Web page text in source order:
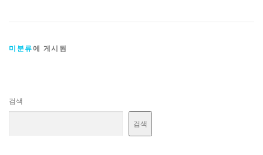
미분류에 게시됨
검색
검색